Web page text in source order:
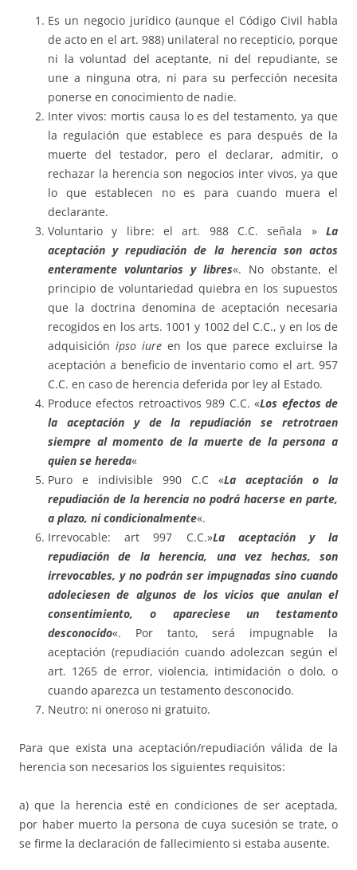
Es un negocio jurídico (aunque el Código Civil habla
de acto en el art. 988) unilateral no recepticio, porque
ni la voluntad del aceptante, ni del repudiante, se
une a ninguna otra, ni para su perfección necesita
ponerse en conocimiento de nadie.
Inter vivos: mortis causa lo es del testamento, ya que
la regulación que establece es para después de la
muerte del testador, pero el declarar, admitir, o
rechazar la herencia son negocios inter vivos, ya que
lo que establecen no es para cuando muera el
declarante.
Voluntario y libre: el art. 988 C.C. señala » La
aceptación y repudiación de la herencia son actos
enteramente voluntarios y libres«. No obstante, el
principio de voluntariedad quiebra en los supuestos
que la doctrina denomina de aceptación necesaria
recogidos en los arts. 1001 y 1002 del C.C., y en los de
adquisición ipso iureen los que parece excluirse la
aceptación a beneficio de inventario como el art. 957
C.C. en caso de herencia deferida por ley al Estado.
Produce efectos retroactivos 989 C.C. «Los efectos de
la aceptación y de la repudiación se retrotraen
siempre al momento de la muerte de la persona a
quien se hereda«
Puro e indivisible 990 C.C «­­­­La aceptación o la
repudiación de la herencia no podrá hacerse en parte,
a plazo, ni condicionalmente«.
Irrevocable: art 997 C.C.»La aceptación y la
repudiación de la herencia, una vez hechas, son
irrevocables, y no podrán ser impugnadas sino cuando
adoleciesen de algunos de los vicios que anulan el
consentimiento, o apareciese un testamento
desconocido«. Por tanto, será impugnable la
aceptación (repudiación cuando adolezcan según el
art. 1265 de error, violencia, intimidación o dolo, o
cuando aparezca un testamento desconocido.
Neutro: ni oneroso ni gratuito.
Para que exista una aceptación/repudiación válida de la
herencia son necesarios los siguientes requisitos:
a) que la herencia esté en condiciones de ser aceptada,
por haber muerto la persona de cuya sucesión se trate, o
se firme la declaración de fallecimiento si estaba ausente.